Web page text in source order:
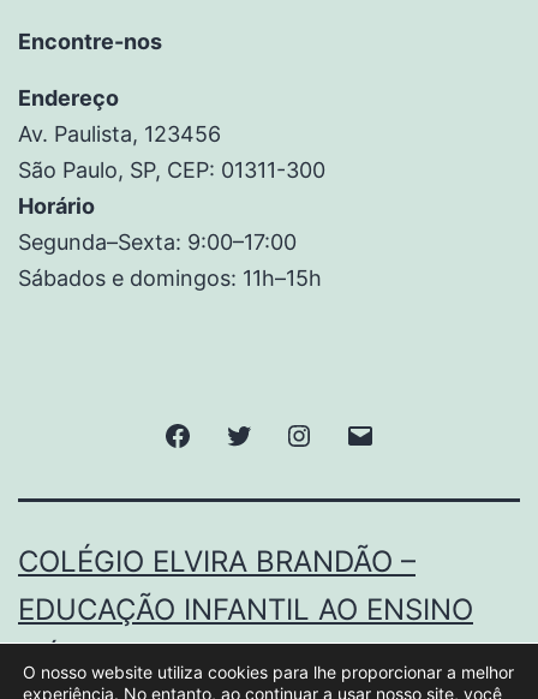
Encontre-nos
Endereço
Av. Paulista, 123456
São Paulo, SP, CEP: 01311-300
Horário
Segunda–Sexta: 9:00–17:00
Sábados e domingos: 11h–15h
COLÉGIO ELVIRA BRANDÃO –
EDUCAÇÃO INFANTIL AO ENSINO
MÉDIO.
O nosso website utiliza cookies para lhe proporcionar a melhor
experiência. No entanto, ao continuar a usar nosso site, você